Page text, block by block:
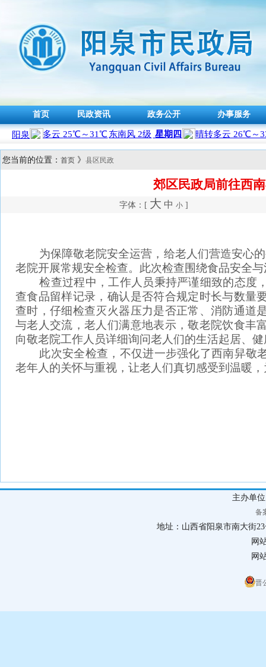
首页 民政资讯 政务公开 办事服务
您当前的位置： 首页 》 县区民政
郊区民政局前往西
字体：[ 大 中 小 ]
为保障敬老院安全运营，给老人们营造安心的
老院开展常规安全检查。此次检查围绕食品安全
检查过程中，工作人员秉持严谨细致的态度
查食品留样记录，确认是否符合规定时长与数量
查时，仔细检查灭火器压力是否正常、消防通道
与老人交流，老人们满意地表示，敬老院饮食丰
向敬老院工作人员详细询问老人们的生活起居、
此次安全检查，不仅进一步强化了西南舁敬
老年人的关怀与重视，让老人们真切感受到温暖
主办单
备
地址：山西省阳泉市南大街
网
网
晋